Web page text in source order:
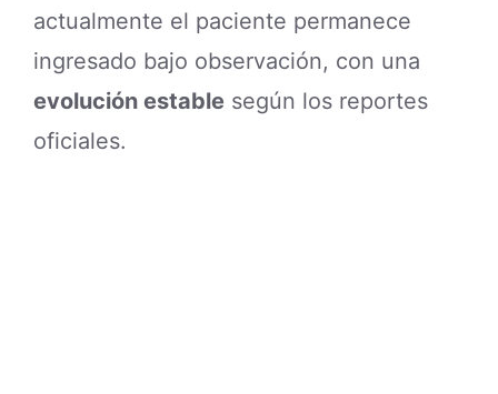
actualmente el paciente permanece
ingresado bajo observación, con una
evolución estable según los reportes
oficiales.